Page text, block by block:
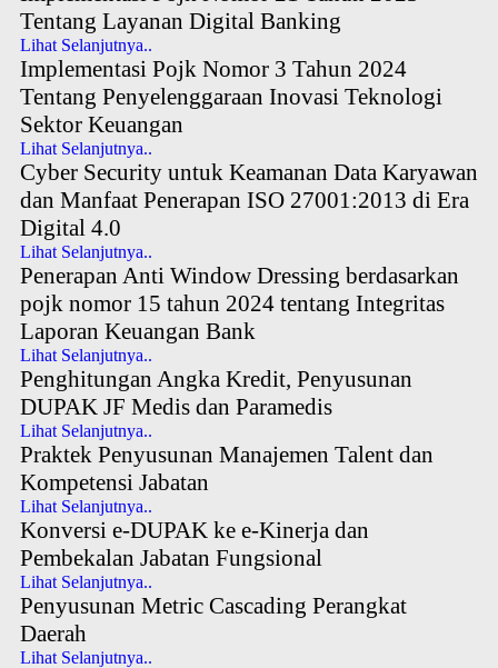
Tentang Layanan Digital Banking
Lihat Selanjutnya..
Implementasi Pojk Nomor 3 Tahun 2024
Tentang Penyelenggaraan Inovasi Teknologi
Sektor Keuangan
Lihat Selanjutnya..
Cyber Security untuk Keamanan Data Karyawan
dan Manfaat Penerapan ISO 27001:2013 di Era
Digital 4.0
Lihat Selanjutnya..
Penerapan Anti Window Dressing berdasarkan
pojk nomor 15 tahun 2024 tentang Integritas
Laporan Keuangan Bank
Lihat Selanjutnya..
Penghitungan Angka Kredit, Penyusunan
DUPAK JF Medis dan Paramedis
Lihat Selanjutnya..
Praktek Penyusunan Manajemen Talent dan
Kompetensi Jabatan
Lihat Selanjutnya..
Konversi e-DUPAK ke e-Kinerja dan
Pembekalan Jabatan Fungsional
Lihat Selanjutnya..
Penyusunan Metric Cascading Perangkat
Daerah
Lihat Selanjutnya..